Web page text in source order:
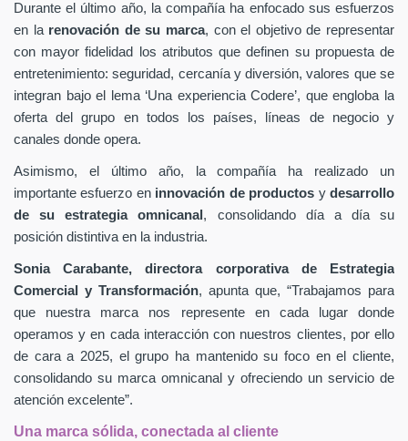
Durante el último año, la compañía ha enfocado sus esfuerzos
en la renovación de su marca, con el objetivo de representar
con mayor fidelidad los atributos que definen su propuesta de
entretenimiento: seguridad, cercanía y diversión, valores que se
integran bajo el lema ‘Una experiencia Codere’, que engloba la
oferta del grupo en todos los países, líneas de negocio y
canales donde opera.
Asimismo, el último año, la compañía ha realizado un
importante esfuerzo en innovación de productos ydesarrollo
de su estrategia omnicanal , consolidando día a día su
posición distintiva en la industria.
Sonia Carabante, directora corporativa de Estrategia
Comercial y Transformación, apunta que, “Trabajamos para
que nuestra marca nos represente en cada lugar donde
operamos y en cada interacción con nuestros clientes, por ello
de cara a 2025, el grupo ha mantenido su foco en el cliente,
consolidando su marca omnicanal y ofreciendo un servicio de
atención excelente”.
Una marca sólida, conectada al cliente